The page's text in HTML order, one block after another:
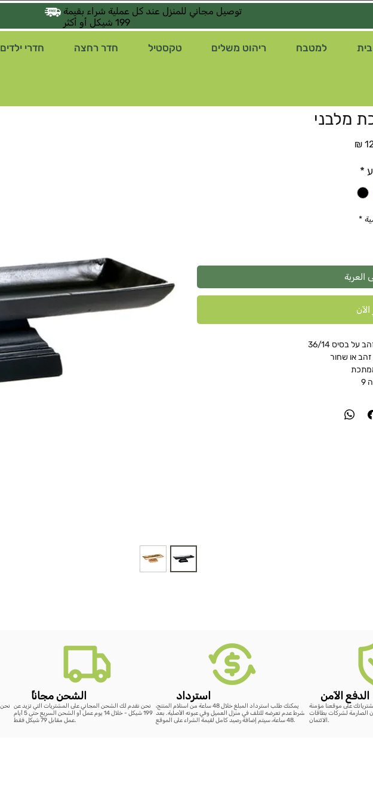
توصيل مجاني للمنزل عند كل عملية شراء بقيمة
199 شيكل أو أكثر
למטבח ריהוט משלים טקסטיל חדר רחצה חדרי ילדים
מלבני
*
*
العربة
בסיס 36/14
זהב או שחור
9
ًالشحن مجانا
نحن نقدم لك الشحن المجاني على المشتريات التي تزيد عن
199 شيكل - خلال 14 يوم عمل أو الشحن السريع حتى 5 أيام
عمل مقابل 79 شيكل فقط.
استرداد
يمكنك طلب استرداد المبلغ خلال 48 ساعة من استلام المنتج،
بشرط عدم تعرضه للتلف في منزل العميل وفي عبوته الأصلية. بعد
48 ساعة، سيتم إضافة رصيد كامل لقيمة الشراء على الموقع.
الدفع الآمن
على موقعنا مؤمنة
الصارمة لشركات بطاقات
الائتمان.